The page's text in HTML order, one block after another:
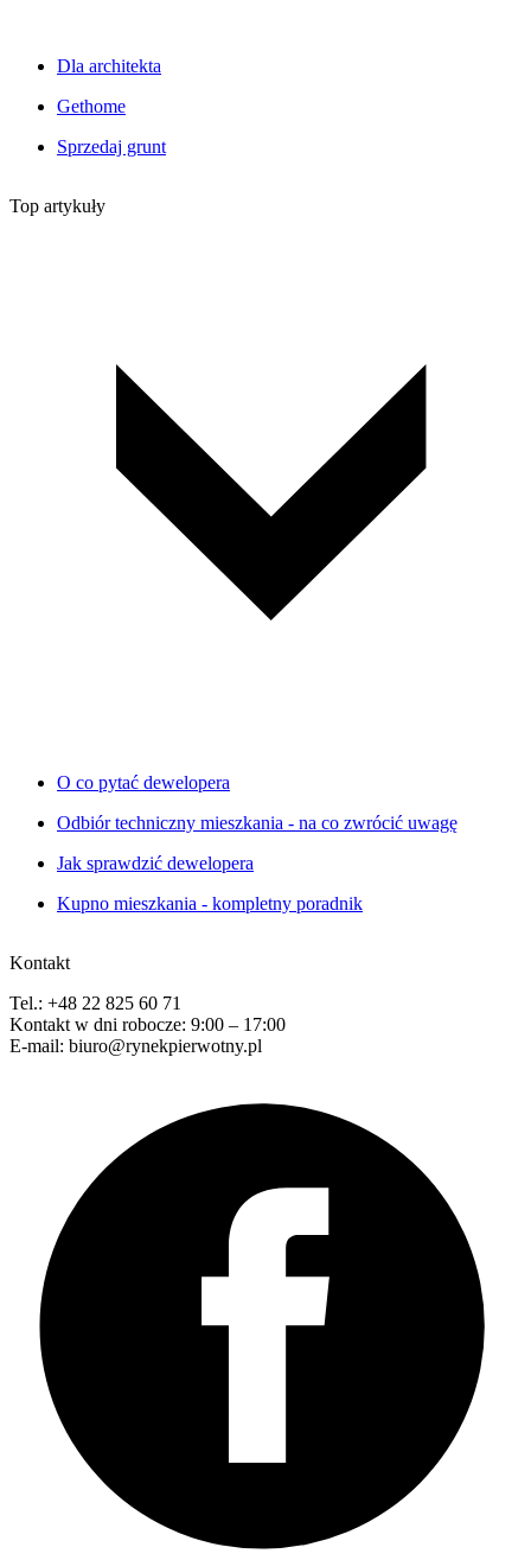
Dla architekta
Gethome
Sprzedaj grunt
Top artykuły
O co pytać dewelopera
Odbiór techniczny mieszkania - na co zwrócić uwagę
Jak sprawdzić dewelopera
Kupno mieszkania - kompletny poradnik
Kontakt
Tel.: +48 22 825 60 71
Kontakt w dni robocze: 9:00 – 17:00
E-mail: biuro@rynekpierwotny.pl